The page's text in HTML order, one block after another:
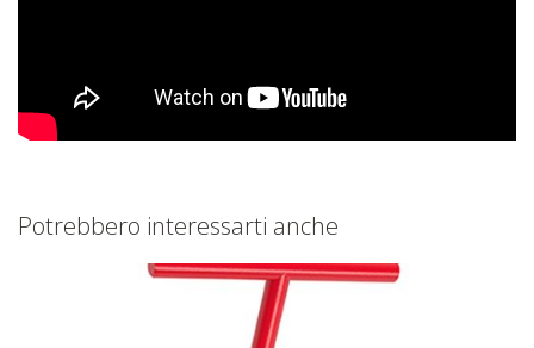
Potrebbero interessarti anche